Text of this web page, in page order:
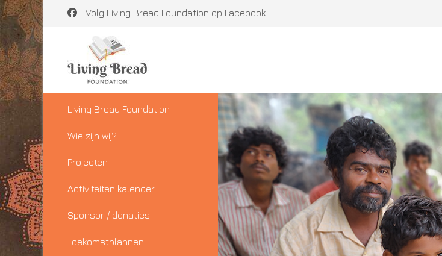
Volg Living Bread Foundation op Facebook
Living Bread Foundation
Wie zijn wij?
Projecten
Activiteiten kalender
Sponsor / donaties
Toekomstplannen